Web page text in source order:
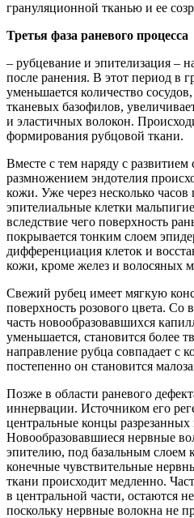
грануляционной тканью и ее
Третья фаза раневого процесса
– рубцевание и эпителизация –
после ранения. В этот период в
уменьшается количество
тканевых базофилов,
и эластичных волокон.
формирования рубцовой ткани.
Вместе с тем наряду с
размножением эндотелия
кожи. Уже через несколько
эпителиальные клетки
вследствие чего поверхность
покрывается тонким слоем
дифференциация клеток и
кожи, кроме желез и волосяных
Свежий рубец имеет мягкую
поверхность розового цвета. Со
часть новообразовавшихся
уменьшается, становится более
направление рубца совпадает с
постепенно он становится
Позже в области раневого
иннервации. Источником его
центральные концы разрезанных
Новообразовавшиеся нервные
эпителию, под базальным слоем
конечные чувствительные
ткани происходит медленно.
в центральной части, остаются
поскольку нервные волокна не